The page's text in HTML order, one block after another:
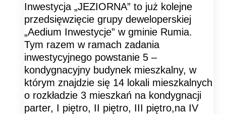
Inwestycja „JEZIORNA” to już kolejne
przedsięwzięcie grupy deweloperskiej
„Aedium Inwestycje” w gminie Rumia.
Tym razem w ramach zadania
inwestycyjnego powstanie 5 –
kondygnacyjny budynek mieszkalny, w
którym znajdzie się 14 lokali mieszkalnych
o rozkładzie 3 mieszkań na kondygnacji
parter, I piętro, II piętro, III piętro,na IV